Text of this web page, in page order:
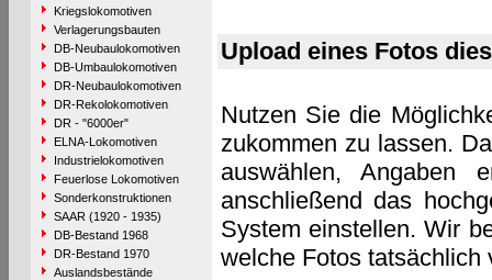
Kriegslokomotiven
Verlagerungsbauten
DB-Neubaulokomotiven
DB-Umbaulokomotiven
DR-Neubaulokomotiven
DR-Rekolokomotiven
DR - "6000er"
ELNA-Lokomotiven
Industrielokomotiven
Feuerlose Lokomotiven
Sonderkonstruktionen
SAAR (1920 - 1935)
DB-Bestand 1968
DR-Bestand 1970
Auslandsbestände
Upload eines Fotos
Nutzen Sie die
zukommen zu lassen.
auswählen, Angaben
anschließend das
System einstellen. Wir
welche Fotos tatsächlich